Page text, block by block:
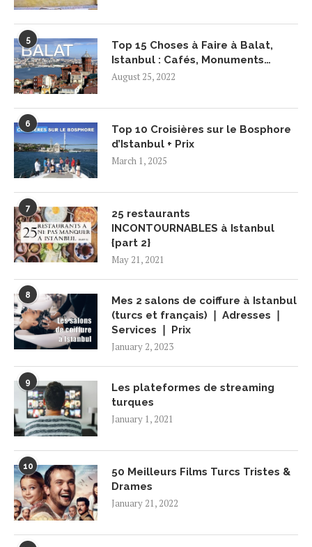
5
Top 15 Choses à Faire à Balat,
Istanbul : Cafés, Monuments…
August 25, 2022
6
Top 10 Croisières sur le Bosphore
d’Istanbul + Prix
March 1, 2025
7
25 restaurants
INCONTOURNABLES à Istanbul
{part 2}
May 21, 2021
8
Mes 2 salons de coiffure à Istanbul
(turcs et français) ❘ Adresses ❘
Services ❘ Prix
January 2, 2023
9
Les plateformes de streaming
turques
January 1, 2021
10
50 Meilleurs Films Turcs Tristes &
Drames
January 21, 2022